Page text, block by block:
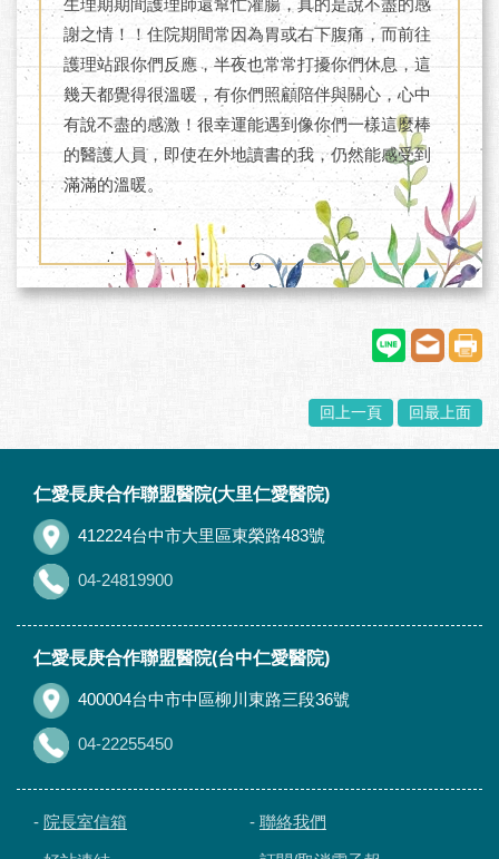
生理期期間護理師還幫忙灌腸，真的是說不盡的感
謝之情！！住院期間常因為胃或右下腹痛，而前往
護理站跟你們反應，半夜也常常打擾你們休息，這
幾天都覺得很溫暖，有你們照顧陪伴與關心，心中
有說不盡的感激！很幸運能遇到像你們一樣這麼棒
的醫護人員，即使在外地讀書的我，仍然能感受到
滿滿的溫暖。
回上一頁 回最上面
仁愛長庚合作聯盟醫院(大里仁愛醫院)
412224台中市大里區東榮路483號
04-24819900
仁愛長庚合作聯盟醫院(台中仁愛醫院)
400004台中市中區柳川東路三段36號
04-22255450
- 院長室信箱 - 聯絡我們